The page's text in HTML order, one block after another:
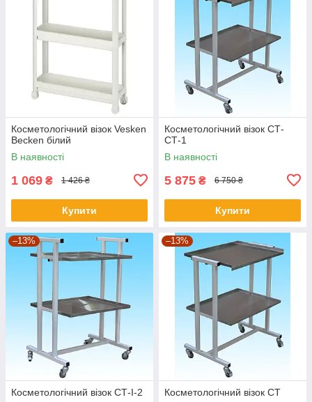
Косметологічний візок Vesken
Becken білий
В наявності
1 069 ₴ 1 426 ₴
Купити
Косметологічний візок СТ-
СТ-1
В наявності
5 875 ₴ 6 750 ₴
Купити
–13%
Косметологічний візок СТ-I-2
–13%
Косметологічний візок СТ